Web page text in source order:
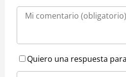
Quiero una respuesta